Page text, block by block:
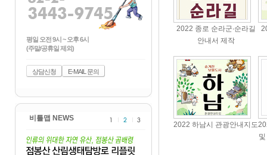
평일 오전 9시 ~ 오후 6시
(주말/공휴일 제외)
상담신청 E-MAIL 문의
비틀맵 NEWS
2022 종로 순라군∙순라길
안내서 제작
2022 하남시 관광안내지도